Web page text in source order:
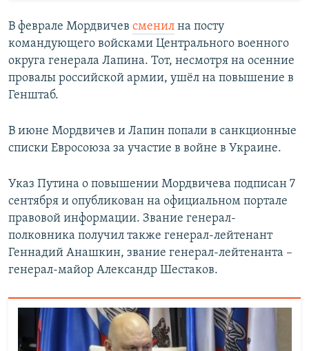
В феврале Мордвичев сменил на посту
командующего войсками Центрального военного
округа генерала Лапина. Тот, несмотря на осенние
провалы российской армии, ушёл на повышение в
Генштаб.
В июне Мордвичев и Лапин попали в санкционные
списки Евросоюза за участие в войне в Украине.
Указ Путина о повышении Мордвичева подписан 7
сентября и опубликован на официальном портале
правовой информации. Звание генерал-
полковника получил также генерал-лейтенант
Геннадий Анашкин, звание генерал-лейтенанта –
генерал-майор Александр Шестаков.